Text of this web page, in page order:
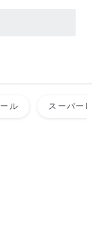
ル スーパー